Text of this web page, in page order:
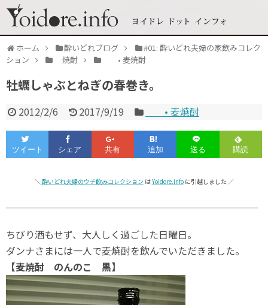
ホーム 酔いどれブログ
#01: 酔いどれ夫婦の家飲みコレク
ション
焼酎 • 麦焼酎
牡蠣しゃぶとねぎの春巻き。
2012/2/6 2017/9/19 • 麦焼酎
＼ 酔いどれ夫婦のウチ飲みコレクション はYoidore.infoに引越しました ／
ちびり酒もせず、大人しく過ごした日曜日。
ダンナさまには一人で麦焼酎を飲んでいただきました。
【麦焼酎 のんのこ 黒】